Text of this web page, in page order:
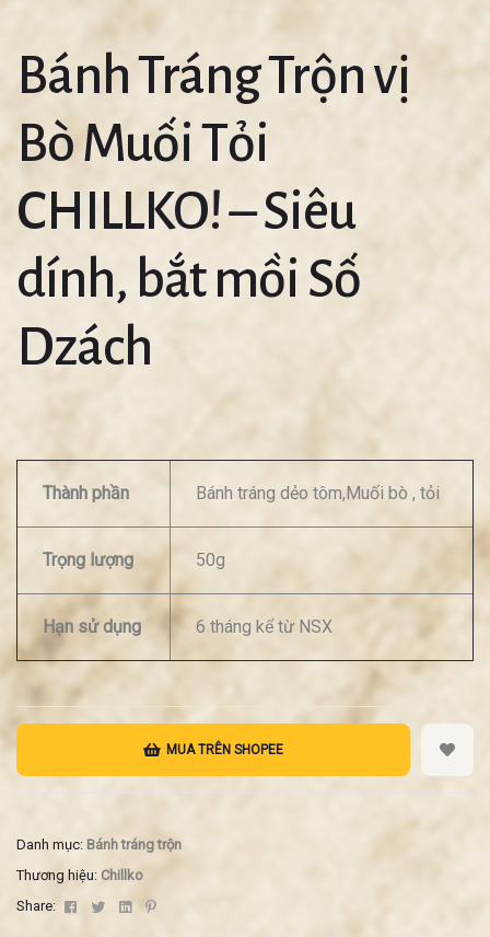
Bánh Tráng Trộn vị
Bò Muối Tỏi
CHILLKO! – Siêu
dính, bắt mồi Số
Dzách
Thành phần Bánh tráng dẻo tôm,Muối bò , tỏi
Trọng lượng 50g
Hạn sử dụng 6 tháng kể từ NSX
MUA TRÊN SHOPEE
Danh mục: Bánh tráng trộn
Thương hiệu: Chillko
Share:
Facebook
TwitterLinkedin
Pinterest